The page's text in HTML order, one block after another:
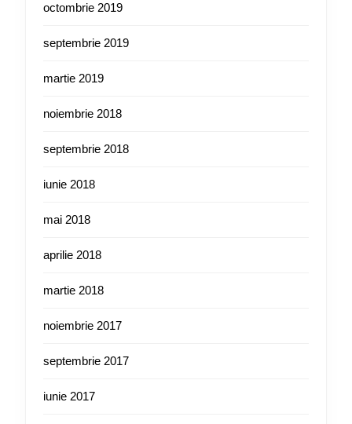
octombrie 2019
septembrie 2019
martie 2019
noiembrie 2018
septembrie 2018
iunie 2018
mai 2018
aprilie 2018
martie 2018
noiembrie 2017
septembrie 2017
iunie 2017